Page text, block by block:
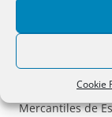
Cookie
El plazo
cuando se
DA única,
electrónica del
Mercantiles de